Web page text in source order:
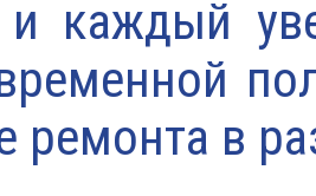
и каждый
ремонта в